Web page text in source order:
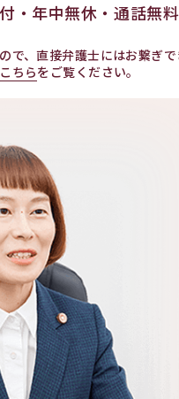
・年中無休・通話無料
、直接弁護士にはお繋ぎで
こちらをご覧ください。